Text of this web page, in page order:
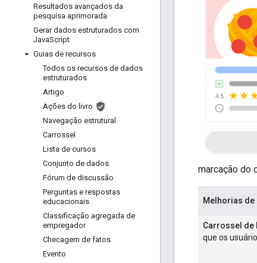
Resultados avançados da
pesquisa aprimorada
Gerar dados estruturados com
JavaScript
Guias de recursos
Todos os recursos de dados
estruturados
Artigo
Ações do livro
Navegação estrutural
Carrossel
Lista de cursos
Conjunto de dados
Fórum de discussão
Perguntas e respostas
educacionais
Classificação agregada de
empregador
Checagem de fatos
Evento
marcação do
Melhorias de
Carrossel de
que os